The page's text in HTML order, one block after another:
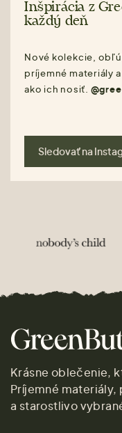
Inšpirácia z
každý deň
Nové kolekcie,
príjemné materiály
ako ich nosiť.
Sledovať na
Krásne oblečenie,
Príjemné
a starostlivo